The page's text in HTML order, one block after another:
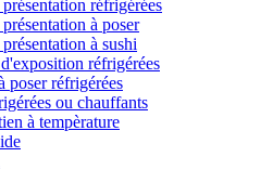
réfrigérées
à poser
à sushi
réfrigérées
poser réfrigérées
ou chauffants
à tempèrature